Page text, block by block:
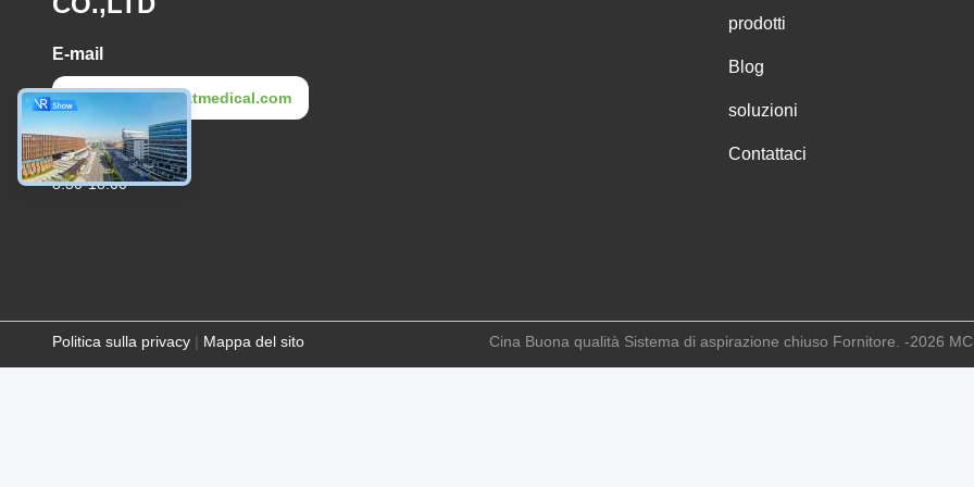
E-mail
irina@mcreatmedical.com
Orario di lavoro
8:30-18:00
prodotti
Blog
soluzioni
Contattaci
Politica sulla privacy | Mappa del sito Cina Buona qualità Sistema di aspirazione chiuso Fornitore. -2026